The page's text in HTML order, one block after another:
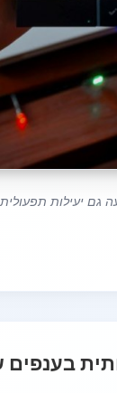
גם יעילות
בענפים